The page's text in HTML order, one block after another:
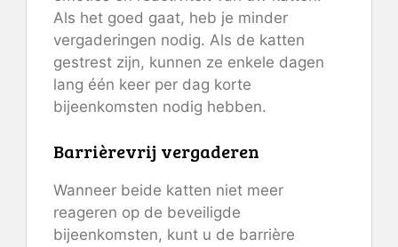
Als het goed gaat, heb je minder
vergaderingen nodig. Als de katten
gestrest zijn, kunnen ze enkele dagen
lang één keer per dag korte
bijeenkomsten nodig hebben.
Barrièrevrij vergaderen
Wanneer beide katten niet meer
reageren op de beveiligde
bijeenkomsten, kunt u de barrière